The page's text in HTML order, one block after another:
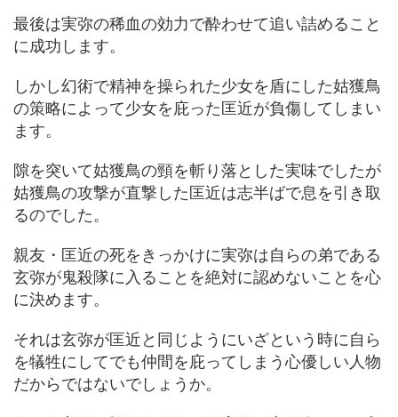
最後は実弥の稀血の効力で酔わせて追い詰めること
に成功します。
しかし幻術で精神を操られた少女を盾にした姑獲鳥
の策略によって少女を庇った匡近が負傷してしまい
ます。
隙を突いて姑獲鳥の頸を斬り落とした実味でしたが
姑獲鳥の攻撃が直撃した匡近は志半ばで息を引き取
るのでした。
親友・匡近の死をきっかけに実弥は自らの弟である
玄弥が鬼殺隊に入ることを絶対に認めないことを心
に決めます。
それは玄弥が匡近と同じようにいざという時に自ら
を犠牲にしてでも仲間を庇ってしまう心優しい人物
だからではないでしょうか。